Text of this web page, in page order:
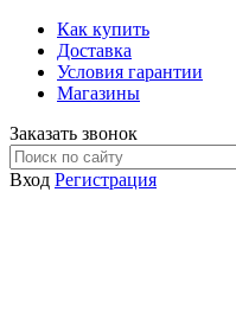
Как купить
Доставка
Условия гарантии
Магазины
Заказать звонок
Вход Регистрация